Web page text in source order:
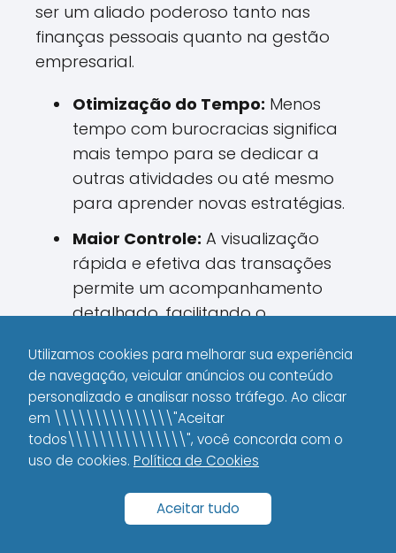
ser um aliado poderoso tanto nas
finanças pessoais quanto na gestão
empresarial.
Otimização do Tempo: Menos
tempo com burocracias significa
mais tempo para se dedicar a
outras atividades ou até mesmo
para aprender novas estratégias.
Maior Controle: A visualização
rápida e efetiva das transações
permite um acompanhamento
detalhado, facilitando o
Expansão de Oportunidades:O
acesso imediato ao dinheiro
possibilita aproveitar
oportunidades de investimento ou
necessidades emergenciais sem
depender de longos processos
bancários.
Utilizamos cookies para melhorar sua experiência
de navegação, veicular anúncios ou conteúdo
personalizado e analisar nosso tráfego. Ao clicar
em \\\\\\\\\\\\\\\"Aceitar
todos\\\\\\\\\\\\\\\", você concorda com o
uso de cookies. Política de Cookies
Aceitar tudo